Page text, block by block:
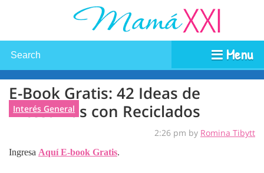
Menu
E-Book Gratis: 42 Ideas de
Artesanías con Reciclados
Interés General
2:26 pm by Romina Tibytt
Ingresa Aquí E-book Gratis.